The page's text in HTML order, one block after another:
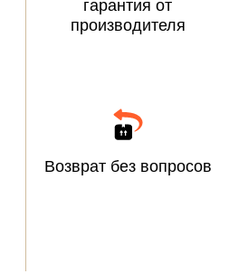
гарантия от
производителя
Возврат без вопросов